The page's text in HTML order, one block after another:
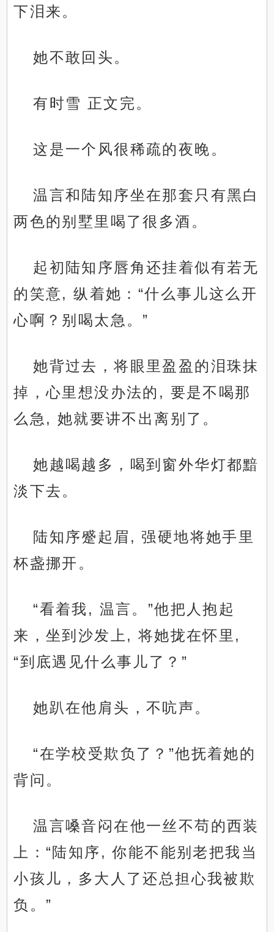
下泪来。
她不敢回头。
有时雪 正文完。
这是一个风很稀疏的夜晚。
温言和陆知序坐在那套只有黑白
两色的别墅里喝了很多酒。
起初陆知序唇角还挂着似有若无
的笑意, 纵着她：“什么事儿这么开
心啊？别喝太急。”
她背过去，将眼里盈盈的泪珠抹
掉，心里想没办法的, 要是不喝那
么急, 她就要讲不出离别了。
她越喝越多，喝到窗外华灯都黯
淡下去。
陆知序蹙起眉, 强硬地将她手里
杯盏挪开。
“看着我, 温言。”他把人抱起
来，坐到沙发上, 将她拢在怀里,
“到底遇见什么事儿了？”
她趴在他肩头，不吭声。
“在学校受欺负了？”他抚着她的
背问。
温言嗓音闷在他一丝不苟的西装
上：“陆知序, 你能不能别老把我当
小孩儿，多大人了还总担心我被欺
负。”